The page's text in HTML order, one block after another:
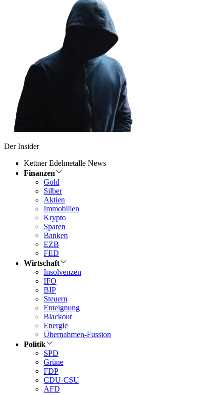
Der Insider
Kettner Edelmetalle News
Finanzen
Gold
Silber
Aktien
Immobilien
Krypto
Sparen
Banken
EZB
FED
Wirtschaft
Insolvenzen
IFO
BIP
Steuern
Enteignung
Blackout
Energie
Übernahmen-Fussion
Politik
SPD
Grüne
FDP
CDU-CSU
AFD